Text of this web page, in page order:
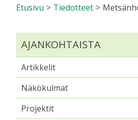
Etusivu > Tiedotteet >
AJANKOHTAISTA
Artikkelit
Näkökulmat
Projektit